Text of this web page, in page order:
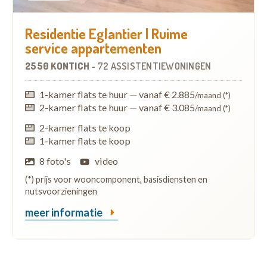
Residentie Eglantier | Ruime
service appartementen
2550 KONTICH - 72 ASSISTENTIEWONINGEN
1-kamer flats te huur — vanaf € 2.885/maand (*)
2-kamer flats te huur — vanaf € 3.085/maand (*)
2-kamer flats te koop
1-kamer flats te koop
8 foto's
video
(*) prijs voor wooncomponent, basisdiensten en
nutsvoorzieningen
meer informatie